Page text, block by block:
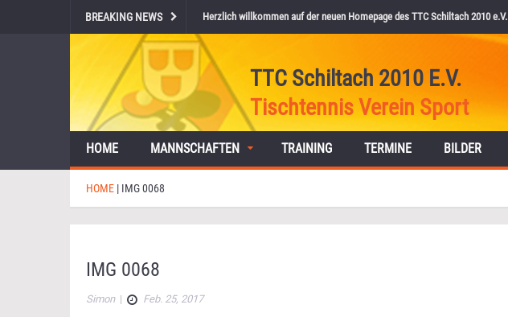
BREAKING NEWS Herzlich willkommen auf der neuen Homepage des TTC Schiltach 2010 e.V.
TTC Schiltach 2010 E.V.
Tischtennis Verein Sport
HOME MANNSCHAFTEN TRAINING TERMINE BILDER
HOME | IMG 0068
IMG 0068
Simon| Feb. 25, 2017